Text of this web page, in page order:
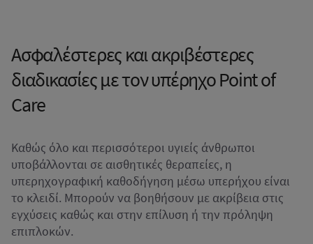
Ασφαλέστερες και ακριβέστερες
διαδικασίες με τον υπέρηχο Point of
Care
Καθώς όλο και περισσότεροι υγιείς άνθρωποι
υποβάλλονται σε αισθητικές θεραπείες, η
υπερηχογραφική καθοδήγηση μέσω υπερήχου είναι
το κλειδί. Μπορούν να βοηθήσουν με ακρίβεια στις
εγχύσεις καθώς και στην επίλυση ή την πρόληψη
επιπλοκών.